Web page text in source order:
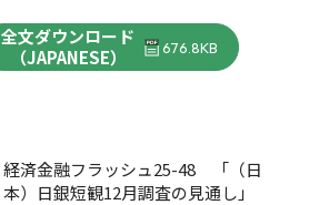
全文ダウンロード
（JAPANESE）
676.8KB
経済金融フラッシュ25-48 「（日
本）日銀短観12月調査の見通し」